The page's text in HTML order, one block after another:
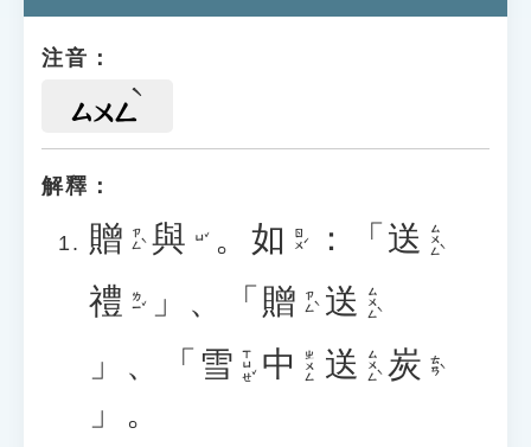
注音：
ㄙㄨㄥ
解釋：
贈 ㄗㄥˋ 與 ㄩˇ 。 如 ㄖㄨˊ ：「 送 ㄙㄨㄥˋ
禮 ㄌㄧˇ 」、「 贈 ㄗㄥˋ 送 ㄙㄨㄥˋ
」、「 雪 ㄒㄩㄝˇ 中 ㄓㄨㄥ 送 ㄙㄨㄥˋ 炭 ㄊㄢˋ
」。